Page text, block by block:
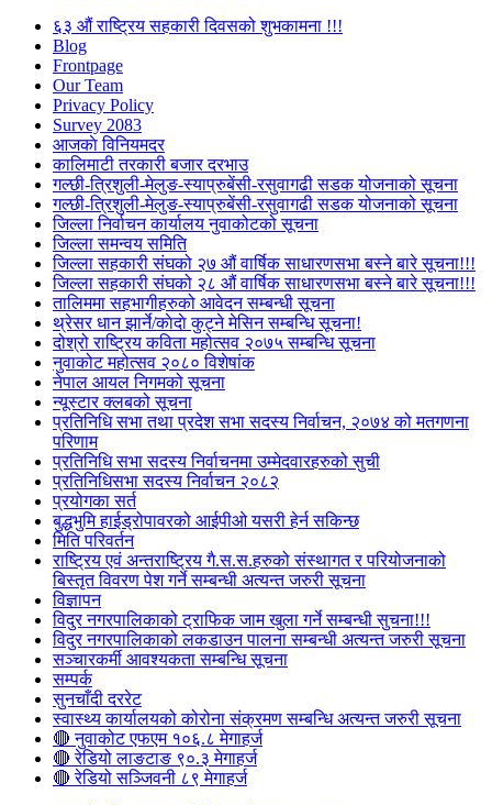
६३ औं राष्ट्रिय सहकारी दिवसको शुभकामना !!!
Blog
Frontpage
Our Team
Privacy Policy
Survey 2083
आजकाे विनियमदर
कालिमाटी तरकारी बजार दरभाउ
गल्छी-त्रिशुली-मेलुङ-स्याप्रुबेंसी-रसुवागढी सडक योजनाको सूचना
गल्छी-त्रिशुली-मेलुङ-स्याप्रुबेंसी-रसुवागढी सडक योजनाको सूचना
जिल्ला निर्वाचन कार्यालय नुवाकोटको सूचना
जिल्ला समन्वय समिति
जिल्ला सहकारी संघको २७ औं वार्षिक साधारणसभा बस्ने बारे सूचना!!!
जिल्ला सहकारी संघको २८ औं वार्षिक साधारणसभा बस्ने बारे सूचना!!!
तालिममा सहभागीहरुको आवेदन सम्बन्धी सूचना
थ्रेसर धान झार्ने/काेदाे कुट्ने मेसिन सम्बन्धि सूचना!
दोश्रो राष्ट्रिय कविता महोत्सव २०७५ सम्बन्धि सूचना
नुवाकोट महोत्सव २०८० विशेषांक
नेपाल आयल निगमको सूचना
न्यूस्टार क्लबको सूचना
प्रतिनिधि सभा तथा प्रदेश सभा सदस्य निर्वाचन, २०७४ को मतगणना
परिणाम
प्रतिनिधि सभा सदस्य निर्वाचनमा उम्मेदवारहरुको सुची
प्रतिनिधिसभा सदस्य निर्वाचन २०८२
प्रयोगका सर्त
बुद्धभुमि हाईड्रोपावरको आईपीओ यसरी हेर्न सकिन्छ
मिति परिवर्तन
राष्ट्रिय एवं अन्तराष्ट्रिय गै.स.स.हरुको संस्थागत र परियोजनाको
बिस्तृत विवरण पेश गर्ने सम्बन्धी अत्यन्त जरुरी सूचना
विज्ञापन
विदुर नगरपालिकाको ट्राफिक जाम खुला गर्ने सम्बन्धी सुचना!!!
विदुर नगरपालिकाको लकडाउन पालना सम्बन्धी अत्यन्त जरुरी सूचना
सञ्चारकर्मी आवश्यकता सम्बन्धि सूचना
सम्पर्क
सुनचाँदी दररेट
स्वास्थ्य कार्यालयको कोरोना संक्रमण सम्बन्धि अत्यन्त जरुरी सूचना
🔴 नुवाकोट एफएम १०६.८ मेगाहर्ज
🔴 रेडियो लाङटाङ ९०.३ मेगाहर्ज
🔴 रेडियो सञ्जिवनी ८९ मेगाहर्ज